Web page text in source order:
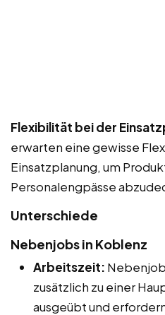
Flexibilität bei der
erwarten eine gewisse
Einsatzplanung, um
Personalengpässe
Unterschiede
Nebenjobs in Koblenz
Arbeitszeit:
zusätzlich zu einer
ausgeübt und